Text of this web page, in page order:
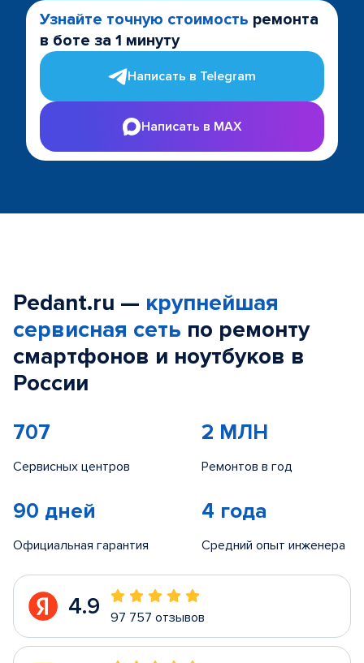
Узнайте точную стоимость ремонта
в боте за 1 минуту
Написать в Telegram
Написать в MAX
Pedant.ru — крупнейшая
сервисная сеть по ремонту
смартфонов и ноутбуков в
России
707
Сервисных центров
2 МЛН
Ремонтов в год
90 дней
Официальная гарантия
4 года
Средний опыт инженера
4.9 97 757 отзывов